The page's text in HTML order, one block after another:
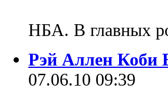
НБА. В главных
Рэй Аллен Коби
07.06.10 09:39